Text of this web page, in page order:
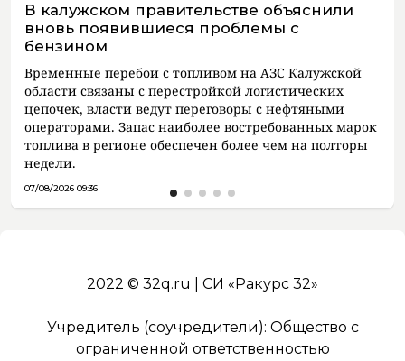
В калужском правительстве объяснили
вновь появившиеся проблемы с
бензином
Временные перебои с топливом на АЗС Калужской
области связаны с перестройкой логистических
цепочек, власти ведут переговоры с нефтяными
операторами. Запас наиболее востребованных марок
топлива в регионе обеспечен более чем на полторы
недели.
07/08/2026 09:36
2022 © 32q.ru | СИ «Ракурс 32»
Учредитель (соучредители): Общество с
ограниченной ответственностью